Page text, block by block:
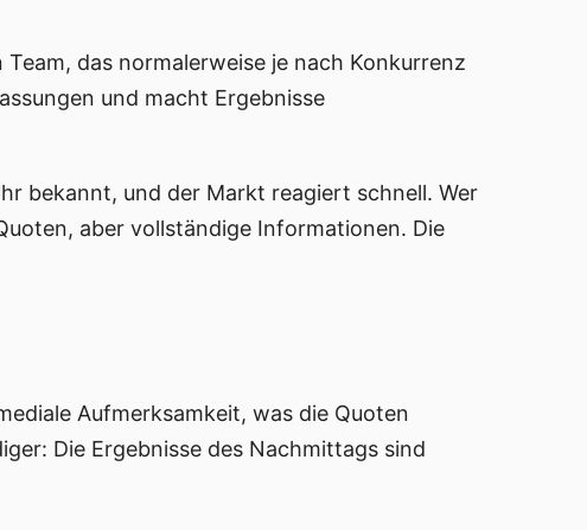
das normalerweise je nach Konkurrenz
und macht Ergebnisse
bekannt, und der Markt reagiert schnell. Wer
aber vollständige Informationen. Die
Aufmerksamkeit, was die Quoten
Die Ergebnisse des Nachmittags sind